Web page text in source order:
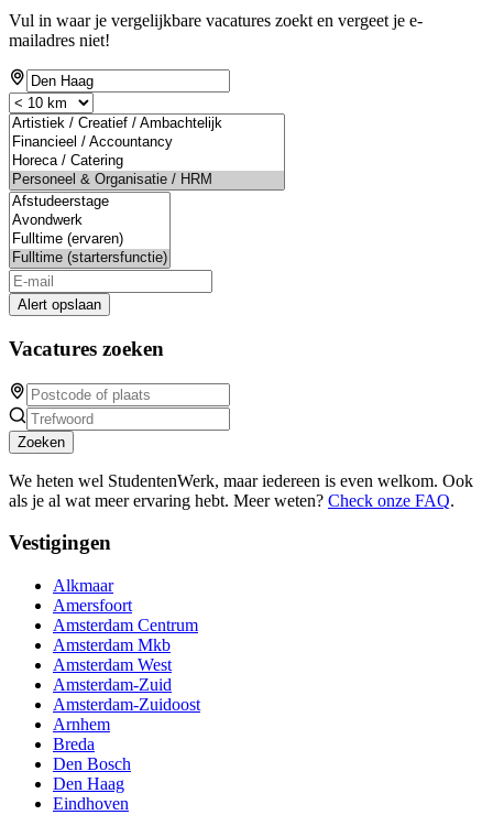
Vul in waar je vergelijkbare vacatures zoekt en vergeet je e-
mailadres niet!
Alert opslaan
Vacatures zoeken
Zoeken
We heten wel StudentenWerk, maar iedereen is even welkom. Ook
als je al wat meer ervaring hebt. Meer weten? Check onze FAQ.
Vestigingen
Alkmaar
Amersfoort
Amsterdam Centrum
Amsterdam Mkb
Amsterdam West
Amsterdam-Zuid
Amsterdam-Zuidoost
Arnhem
Breda
Den Bosch
Den Haag
Eindhoven